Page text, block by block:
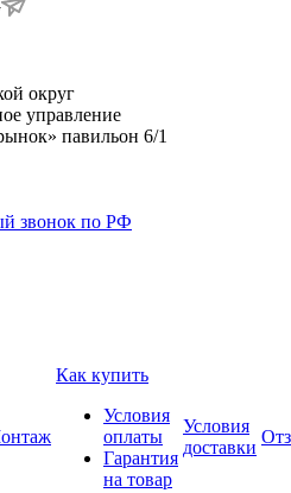
округ
управление
павильон 6/1
звонок по РФ
Как купить
Условия
оплаты
Гарантия
на товар
Условия
доставки